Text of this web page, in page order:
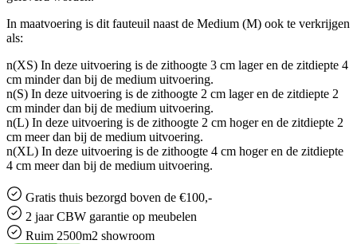
In maatvoering is dit fauteuil naast de Medium (M) ook te verkrijgen
als:
n(XS) In deze uitvoering is de zithoogte 3 cm lager en de zitdiepte 4
cm minder dan bij de medium uitvoering.
n(S) In deze uitvoering is de zithoogte 2 cm lager en de zitdiepte 2
cm minder dan bij de medium uitvoering.
n(L) In deze uitvoering is de zithoogte 2 cm hoger en de zitdiepte 2
cm meer dan bij de medium uitvoering.
n(XL) In deze uitvoering is de zithoogte 4 cm hoger en de zitdiepte
4 cm meer dan bij de medium uitvoering.
Gratis thuis bezorgd boven de €100,-
2 jaar CBW garantie op meubelen
Ruim 2500m2 showroom